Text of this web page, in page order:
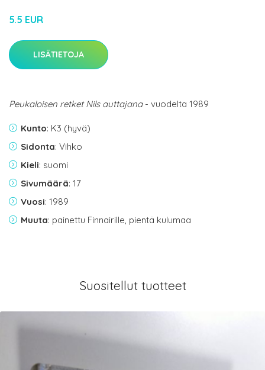
5.5 EUR
LISÄTIETOJA
Peukaloisen retket Nils auttajana- vuodelta 1989
Kunto: K3 (hyvä)
Sidonta: Vihko
Kieli: suomi
Sivumäärä: 17
Vuosi: 1989
Muuta: painettu Finnairille, pientä kulumaa
Suositellut tuotteet